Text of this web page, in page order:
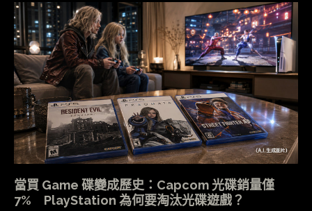
當買 Game 碟變成歷史：Capcom 光碟銷量僅
7% PlayStation 為何要淘汰光碟遊戲？